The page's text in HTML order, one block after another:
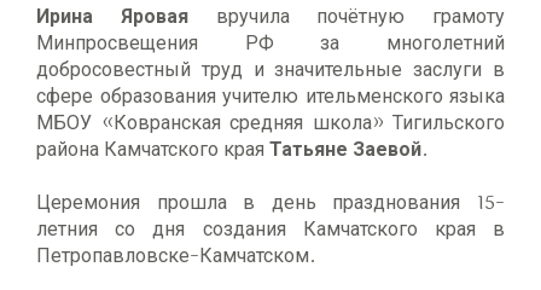
Ирина Яроваявручила почётную грамоту
Минпросвещения РФ за многолетний
добросовестный труд и значительные заслуги в
сфере образования учителю ительменского языка
МБОУ «Ковранская средняя школа» Тигильского
района Камчатского края Татьяне Заевой.
Церемония прошла в день празднования 15-
летния со дня создания Камчатского края в
Петропавловске-Камчатском.